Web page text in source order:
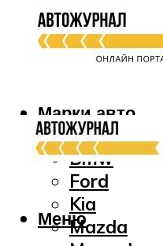
Марки авто
Audi
Bmw
Ford
Kia
Mazda
Меню